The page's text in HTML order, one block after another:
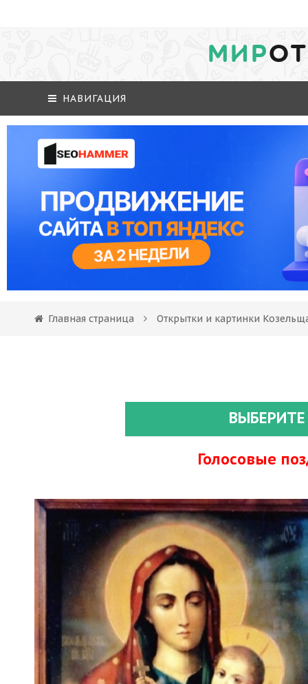
МИР
НАВИГАЦИЯ
Главная страница Открытки и картинки
Голосовые